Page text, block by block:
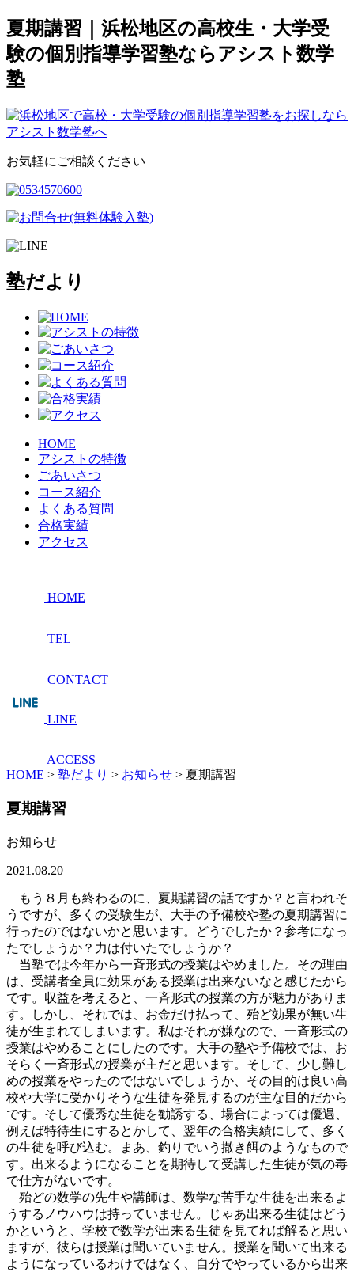
夏期講習｜浜松地区の高校生・大学受
験の個別指導学習塾ならアシスト数学
塾
お気軽にご相談ください
塾だより
HOME
アシストの特徴
ごあいさつ
コース紹介
よくある質問
合格実績
アクセス
HOME
TEL
CONTACT
LINE
ACCESS
HOME > 塾だより > お知らせ > 夏期講習
夏期講習
お知らせ
2021.08.20
もう８月も終わるのに、夏期講習の話ですか？と言われそ
うですが、多くの受験生が、大手の予備校や塾の夏期講習に
行ったのではないかと思います。どうでしたか？参考になっ
たでしょうか？力は付いたでしょうか？
当塾では今年から一斉形式の授業はやめました。その理由
は、受講者全員に効果がある授業は出来ないなと感じたから
です。収益を考えると、一斉形式の授業の方が魅力がありま
す。しかし、それでは、お金だけ払って、殆ど効果が無い生
徒が生まれてしまいます。私はそれが嫌なので、一斉形式の
授業はやめることにしたのです。大手の塾や予備校では、お
そらく一斉形式の授業が主だと思います。そして、少し難し
めの授業をやったのではないでしょうか、その目的は良い高
校や大学に受かりそうな生徒を発見するのが主な目的だから
です。そして優秀な生徒を勧誘する、場合によっては優遇、
例えば特待生にするとかして、翌年の合格実績にして、多く
の生徒を呼び込む。まあ、釣りでいう撒き餌のようなもので
す。出来るようになることを期待して受講した生徒が気の毒
で仕方がないです。
殆どの数学の先生や講師は、数学な苦手な生徒を出来るよ
うするノウハウは持っていません。じゃあ出来る生徒はどう
かというと、学校で数学が出来る生徒を見てれば解ると思い
ますが、彼らは授業は聞いていません。授業を聞いて出来る
ようになっているわけではなく、自分でやっているから出来